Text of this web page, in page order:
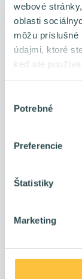
webové
oblasti
môžu
údajmi, ktoré
keď ste
súhlasu
Potrebné
Preferencie
Štatistiky
Marketing
⚡ Už
Najprv si kódil,
zámer. Tvoja